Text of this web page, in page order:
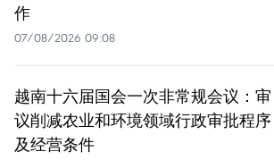
作
07/08/2026 09:08
越南十六届国会一次非常规会议：审
议削减农业和环境领域行政审批程序
及经营条件